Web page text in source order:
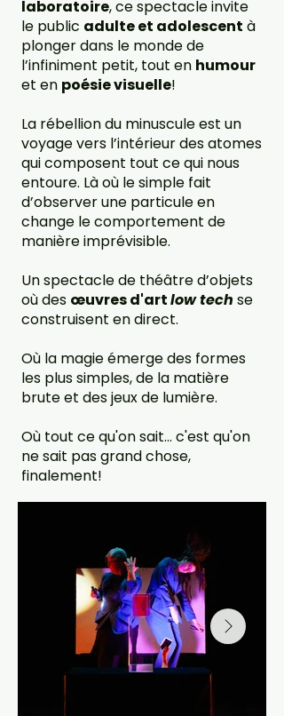
laboratoire, ce spectacle invite
le public adulte et adolescent à
plonger dans le monde de
l’infiniment petit, tout en humour
et en poésie visuelle!
La rébellion du minuscule est un
voyage vers l’intérieur des atomes
qui composent tout ce qui nous
entoure. Là où le simple fait
d’observer une particule en
change le comportement de
manière imprévisible.
Un spectacle de théâtre d’objets
où des œuvres d'artlow tech se
construisent en direct.
Où la magie émerge des formes
les plus simples, de la matière
brute et des jeux de lumière.
Où tout ce qu'on sait... c'est qu'on
ne sait pas grand chose,
finalement!